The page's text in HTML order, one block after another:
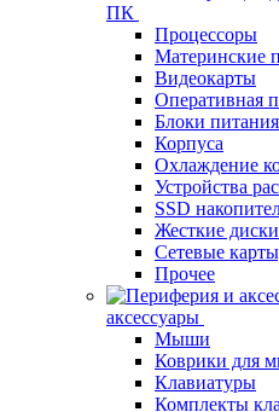
ПК
Процессоры
Материнские
Видеокарты
Оперативная
Блоки питания
Корпуса
Охлаждение
Устройства
SSD
Жесткие диски
Сетевые
Прочее
аксессуары
Мыши
Коврики для
Клавиатуры
Комплекты